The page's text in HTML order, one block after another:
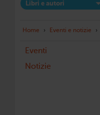
Libri e autori
Home › Eventi e notizie ›
Eventi
Notizie